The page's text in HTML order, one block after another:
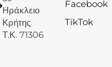
Ηράκλειο
Κρήτης
Τ.Κ. 71306
Facebook
TikTok